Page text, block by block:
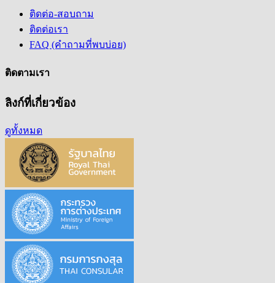
ติดต่อ-สอบถาม
ติดต่อเรา
FAQ (คำถามที่พบบ่อย)
ติดตามเรา
ลิงก์ที่เกี่ยวข้อง
ดูทั้งหมด